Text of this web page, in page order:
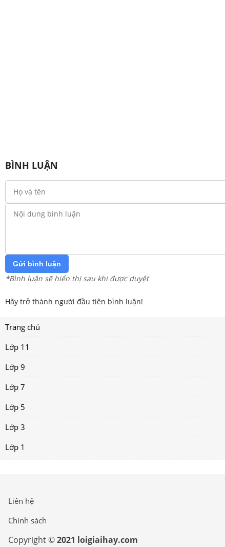
BÌNH LUẬN
Gửi bình luận
*Bình luận sẽ hiển thị sau khi được duyệt
Hãy trở thành người đầu tiên bình luận!
Trang chủ
Lớp 11
Lớp 9
Lớp 7
Lớp 5
Lớp 3
Lớp 1
Liên hệ
Chính sách
Copyright ©2021 loigiaihay.com